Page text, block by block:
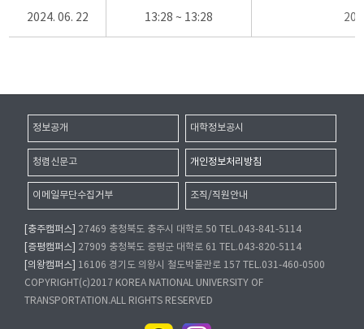
2024. 06. 22 13:28 ~ 13:28
정보공개 대학정보공시
청렴신문고 개인정보처리방침
이메일무단수집거부 조직/직원안내
[충주캠퍼스]
27469 충청북도 충주시 대학로 50 TEL.043-841-5114
[증평캠퍼스]
27909 충청북도 증평군 대학로 61 TEL.043-820-5114
[의왕캠퍼스]
16106 경기도 의왕시 철도박물관로 157 TEL.031-460-0500
COPYRIGHT(c)2017 KOREA NATIONAL UNIVERSITY OF
TRANSPORTATION.ALL RIGHTS RESERVED